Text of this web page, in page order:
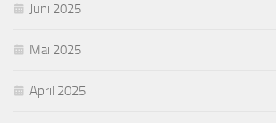
Juni 2025
Mai 2025
April 2025